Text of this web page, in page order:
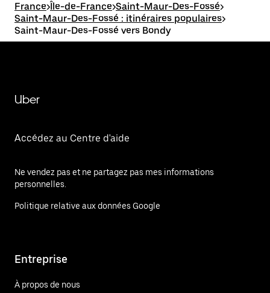
France>Île-de-France>Saint-Maur-Des-Fossé>
Saint-Maur-Des-Fossé : itinéraires populaires>
Saint-Maur-Des-Fossé vers Bondy
Uber
Accédez au Centre d'aide
Ne vendez pas et ne partagez pas mes informations
personnelles.
Politique relative aux données Google
Entreprise
À propos de nous